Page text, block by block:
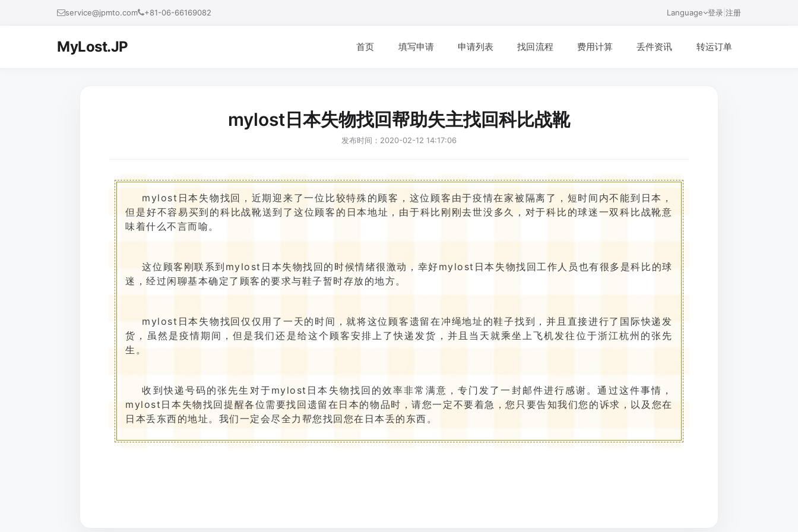
service@jpmto.com +81-06-66169082 Language 登录 注册
MyLost.JP 首页 填写申请 申请列表 找回流程 费用计算 丢件资讯 转运订单
mylost日本失物找回帮助失主找回科比战靴
发布时间：2020-02-12 14:17:06
mylost日本失物找回，近期迎来了一位比较特殊的顾客，这位顾客由于疫情在家被隔离了，短时间内不能到日本，
但是好不容易买到的科比战靴送到了这位顾客的日本地址，由于科比刚刚去世没多久，对于科比的球迷一双科比战靴意
味着什么不言而喻。
这位顾客刚联系到mylost日本失物找回的时候情绪很激动，幸好mylost日本失物找回工作人员也有很多是科比的球
迷，经过闲聊基本确定了顾客的要求与鞋子暂时存放的地方。
mylost日本失物找回仅仅用了一天的时间，就将这位顾客遗留在冲绳地址的鞋子找到，并且直接进行了国际快递发
货，虽然是疫情期间，但是我们还是给这个顾客安排上了快递发货，并且当天就乘坐上飞机发往位于浙江杭州的张先
生。
收到快递号码的张先生对于mylost日本失物找回的效率非常满意，专门发了一封邮件进行感谢。通过这件事情，
mylost日本失物找回提醒各位需要找回遗留在日本的物品时，请您一定不要着急，您只要告知我们您的诉求，以及您在
日本丢东西的地址。我们一定会尽全力帮您找回您在日本丢的东西。